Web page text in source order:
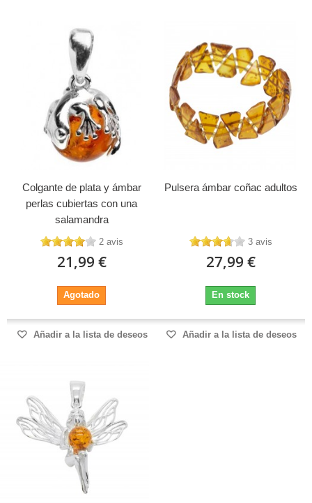
Colgante de plata y ámbar
perlas cubiertas con una
salamandra
2 avis
21,99 €
Agotado
Añadir a la lista de deseos
Pulsera ámbar coñac adultos
3 avis
27,99 €
En stock
Añadir a la lista de deseos